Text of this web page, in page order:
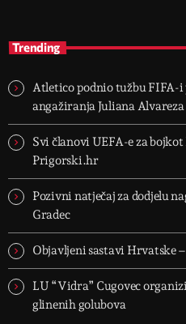
Trending
Atletico podnio tužbu FIFA-i
angažiranja Juliana
Svi članovi UEFA-e za
Prigorski.hr
Pozivni natječaj za dodjelu
Gradec
Objavljeni sastavi Hrvatske
LU “Vidra” Cugovec
glinenih golubova